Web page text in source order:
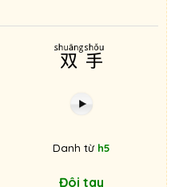
双手
Danh từ h5
Đôi tay